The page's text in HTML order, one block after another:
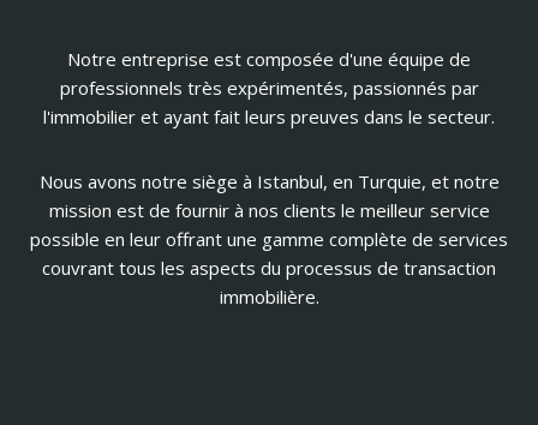
Notre entreprise est composée d'une équipe de
professionnels très expérimentés, passionnés par
l'immobilier et ayant fait leurs preuves dans le secteur.
Nous avons notre siège à Istanbul, en Turquie, et notre
mission est de fournir à nos clients le meilleur service
possible en leur offrant une gamme complète de services
couvrant tous les aspects du processus de transaction
immobilière.